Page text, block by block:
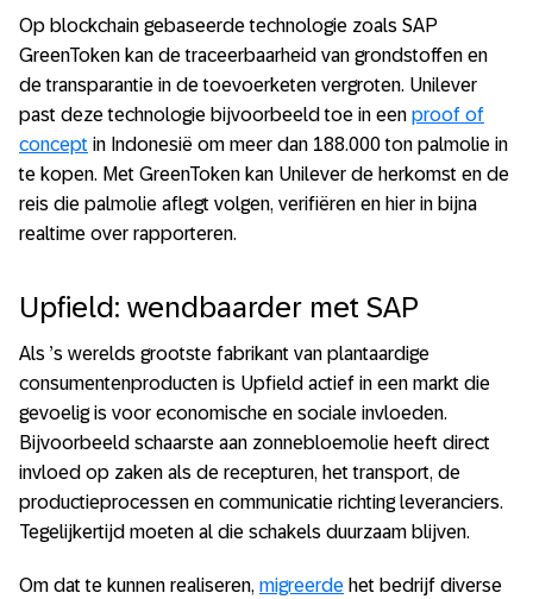
Op blockchain gebaseerde technologie zoals SAP
GreenToken kan de traceerbaarheid van grondstoffen en
de transparantie in de toevoerketen vergroten. Unilever
past deze technologie bijvoorbeeld toe in een proof of
concept in Indonesië om meer dan 188.000 ton palmolie in
te kopen. Met GreenToken kan Unilever de herkomst en de
reis die palmolie aflegt volgen, verifiëren en hier in bijna
realtime over rapporteren.
Upfield: wendbaarder met SAP
Als ’s werelds grootste fabrikant van plantaardige
consumentenproducten is Upfield actief in een markt die
gevoelig is voor economische en sociale invloeden.
Bijvoorbeeld schaarste aan zonnebloemolie heeft direct
invloed op zaken als de recepturen, het transport, de
productieprocessen en communicatie richting leveranciers.
Tegelijkertijd moeten al die schakels duurzaam blijven.
Om dat te kunnen realiseren, migreerde het bedrijf diverse